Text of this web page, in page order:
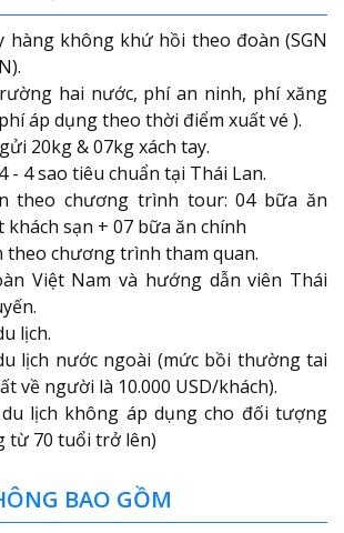
hàng không khứ hồi theo đoàn (SGN
hai nước, phí an ninh, phí xăng
áp dụng theo thời điểm xuất vé ).
20kg & 07kg xách tay.
- 4 sao tiêu chuẩn tại Thái Lan.
theo chương trình tour: 04 bữa ăn
sạn + 07 bữa ăn chính
theo chương trình tham quan.
Việt Nam và hướng dẫn viên Thái
lịch.
lịch nước ngoài (mức bồi thường tai
về người là 10.000 USD/khách).
lịch không áp dụng cho đối tượng
từ 70 tuổi trở lên)
BAO GỒM